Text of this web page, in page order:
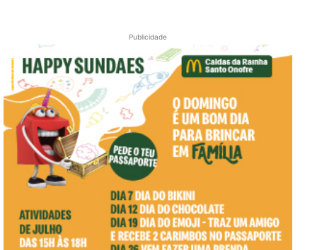
Publicidade